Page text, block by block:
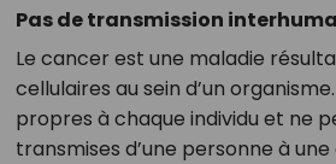
Pas de transmission
Le cancer est une maladie
cellulaires au sein d’un
propres à chaque individu et ne
transmises d’une personne à